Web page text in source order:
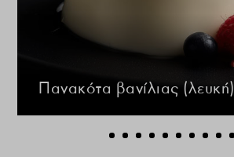
Πανακότα βανίλιας (λευκή)